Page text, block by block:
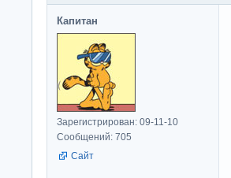
Капитан
Зарегистрирован: 09-11-10
Сообщений: 705
Сайт